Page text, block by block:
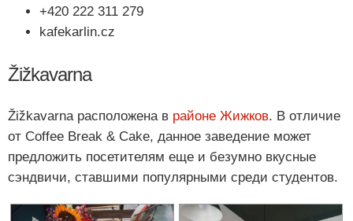
+420 222 311 279
kafekarlin.cz
Žižkavarna
Žižkavarna расположена в районе Жижков. В отличие
от Coffee Break & Cake, данное заведение может
предложить посетителям еще и безумно вкусные
сэндвичи, ставшими популярными среди студентов.